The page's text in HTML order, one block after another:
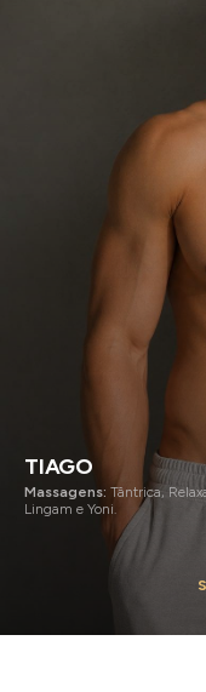
TIAGO
Massagens: Tântrica,
Lingam e Yoni.